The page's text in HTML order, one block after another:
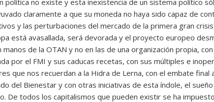
política no existe y esta inexistencia de un sistema político
claramente a que su moneda no haya sido capaz de
y las perturbaciones del mercado de la primera gran
está avasallada, será devorada y el proyecto europeo
manos de la OTAN y no en las de una organización propia,
por el FMI y sus caducas recetas, con sus múltiples e
que nos recuerdan a la Hidra de Lerna, con el embate final
del Bienestar y con otras iniciativas de esta índole, el sueño
De todos los capitalismos que pueden existir se ha